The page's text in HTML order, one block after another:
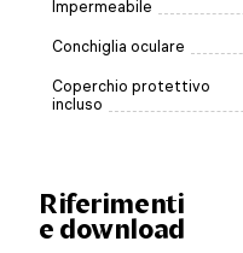
Impermeabile
Conchiglia oculare
Coperchio protettivo
incluso
Riferimenti
e download